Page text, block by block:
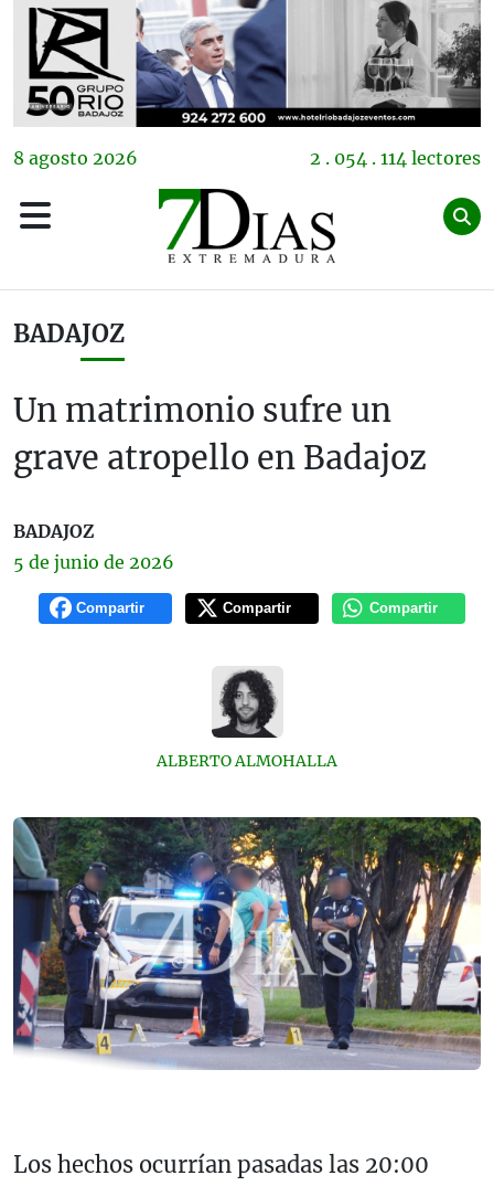
8 agosto 2026 2 . 054 . 114 lectores
BADAJOZ
Un matrimonio sufre un
grave atropello en Badajoz
BADAJOZ
5 de junio de 2026
Compartir Compartir Compartir
ALBERTO ALMOHALLA
Los hechos ocurrían pasadas las 20:00